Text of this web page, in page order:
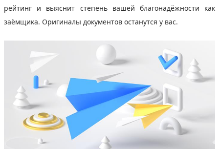
рейтинг и выяснит степень вашей благонадёжности как
заёмщика. Оригиналы документов останутся у вас.